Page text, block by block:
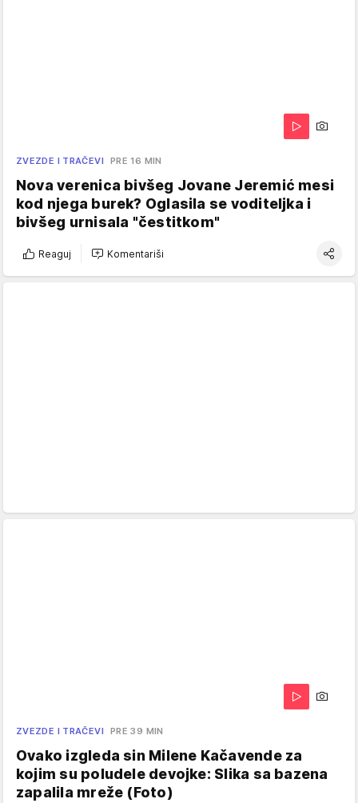
ZVEZDE I TRAČEVI PRE 16 MIN
Nova verenica bivšeg Jovane Jeremić mesi
kod njega burek? Oglasila se voditeljka i
bivšeg urnisala "čestitkom"
Reaguj Komentariši
ZVEZDE I TRAČEVI PRE 39 MIN
Ovako izgleda sin Milene Kačavende za
kojim su poludele devojke: Slika sa bazena
zapalila mreže (Foto)